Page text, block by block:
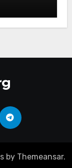
by Themeansar.